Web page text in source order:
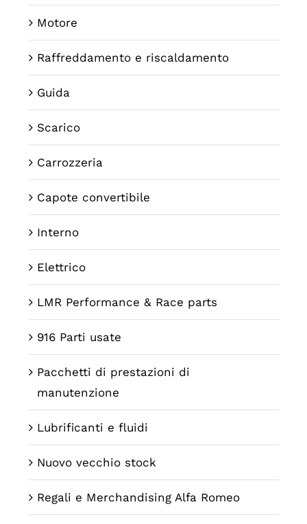
Motore
Raffreddamento e riscaldamento
Guida
Scarico
Carrozzeria
Capote convertibile
Interno
Elettrico
LMR Performance & Race parts
916 Parti usate
Pacchetti di prestazioni di
manutenzione
Lubrificanti e fluidi
Nuovo vecchio stock
Regali e Merchandising Alfa Romeo